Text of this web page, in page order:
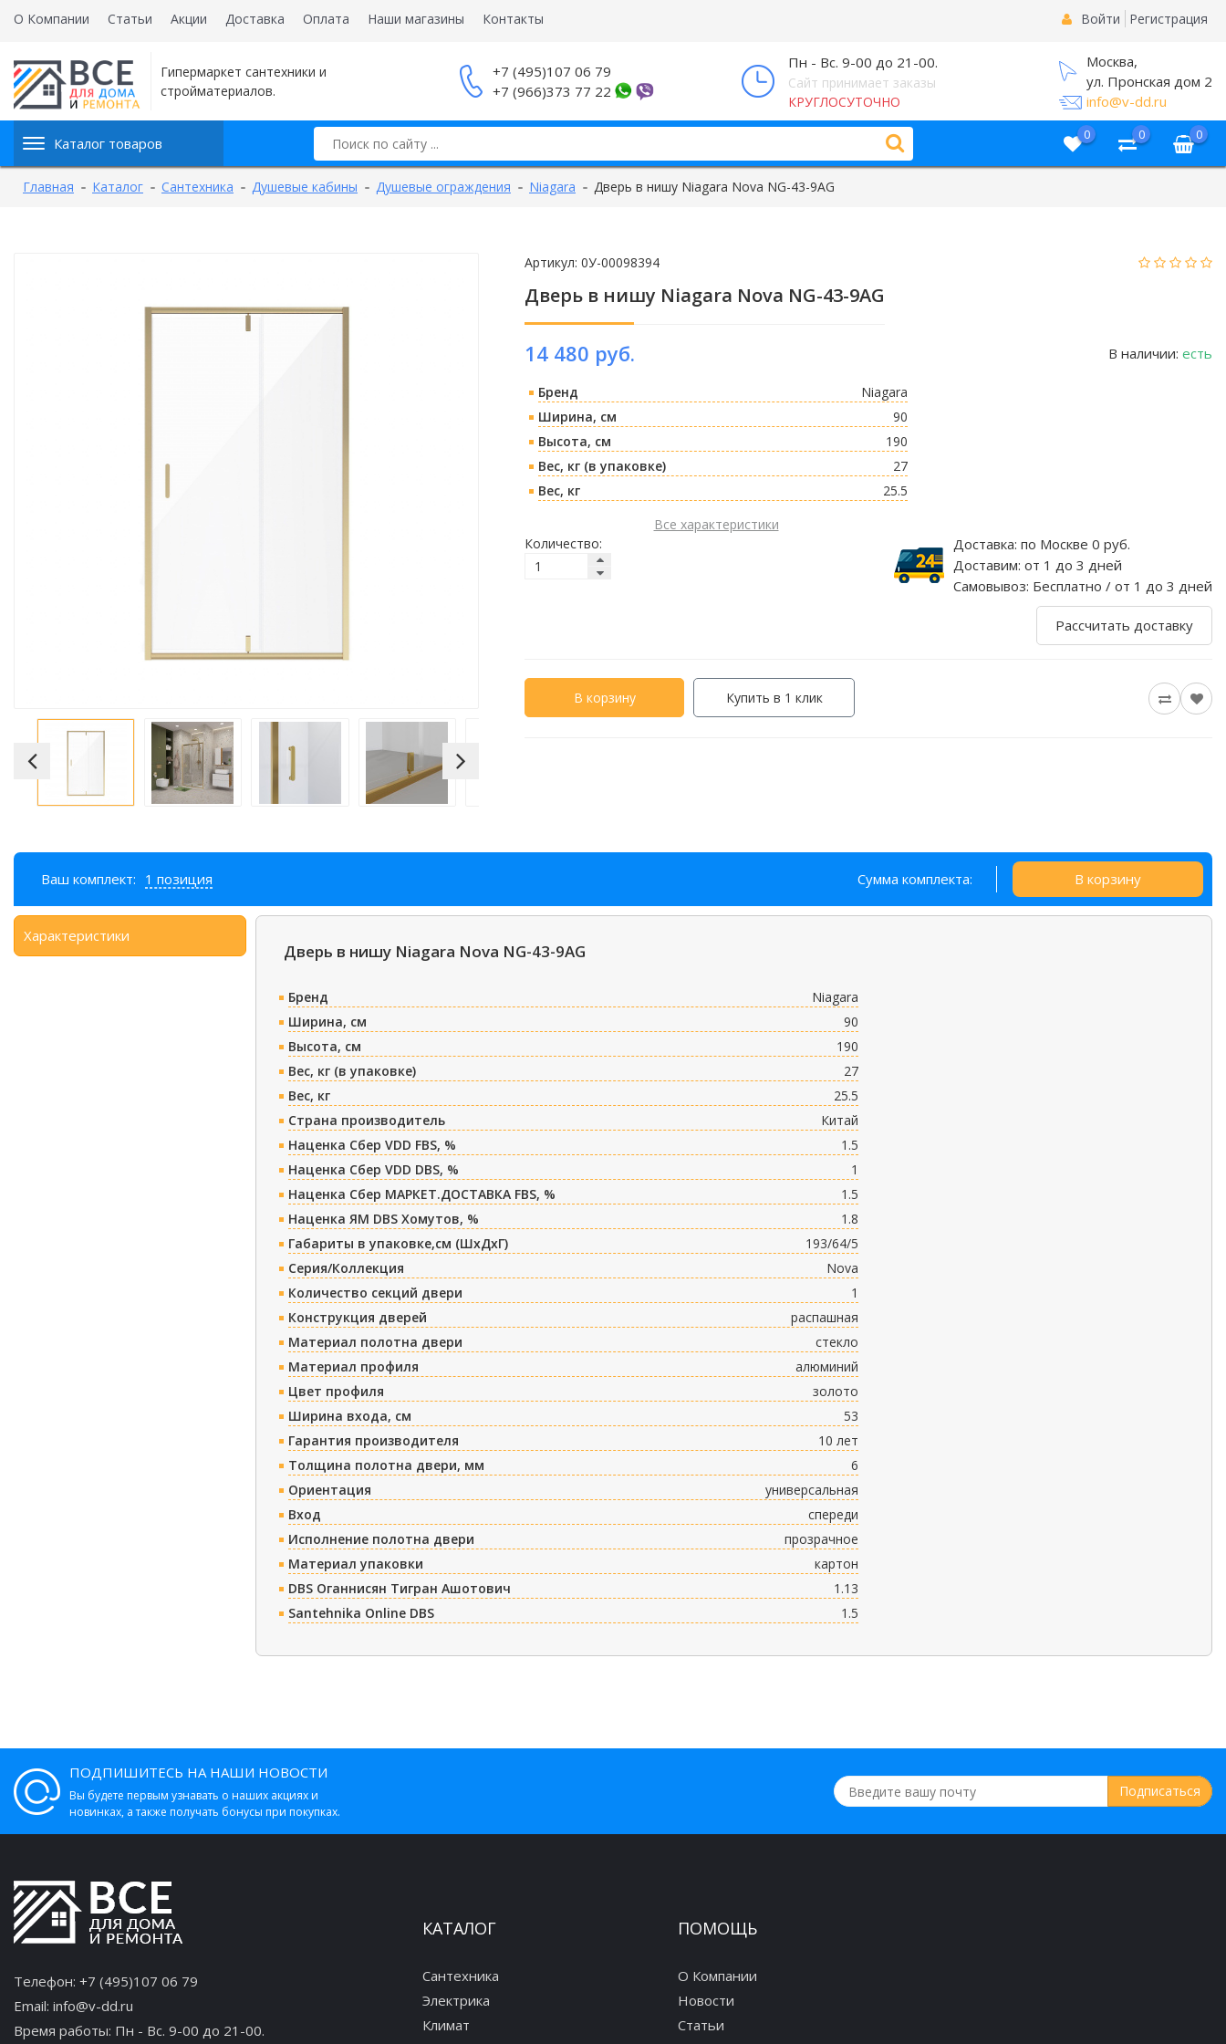
О Компании Статьи Акции Доставка Оплата Наши магазины Контакты Войти Регистрация
Гипермаркет сантехники и
стройматериалов.
+7 (495)107 06 79
+7 (966)373 77 22
Пн - Вс. 9-00 до 21-00.
Сайт принимает заказы
КРУГЛОСУТОЧНО
Москва,
ул. Пронская дом 2
info@v-dd.ru
Каталог товаров 0 0 0
Главная Каталог Сантехника Душевые кабины Душевые ограждения Niagara Дверь в нишу Niagara Nova NG-43-9AG
Артикул: 0У-00098394
Дверь в нишу Niagara Nova NG-43-9AG
14 480 руб. В наличии: есть
Бренд
Niagara
Ширина, см
90
Высота, см
190
Вес, кг (в упаковке)
27
Вес, кг
25.5
Все характеристики
Количество:
Доставка: по Москве 0 руб.
Доставим: от 1 до 3 дней
Самовывоз: Бесплатно / от 1 до 3 дней
Рассчитать доставку
В корзину Купить в 1 клик
Ваш комплект: 1 позиция Сумма комплекта: В корзину
Характеристики
Дверь в нишу Niagara Nova NG-43-9AG
Бренд
Niagara
Ширина, см
90
Высота, см
190
Вес, кг (в упаковке)
27
Вес, кг
25.5
Страна производитель
Китай
Наценка Сбер VDD FBS, %
1.5
Наценка Сбер VDD DBS, %
1
Наценка Сбер МАРКЕТ.ДОСТАВКА FBS, %
1.5
Наценка ЯМ DBS Хомутов, %
1.8
Габариты в упаковке,см (ШxДxГ)
193/64/5
Серия/Коллекция
Nova
Количество секций двери
1
Конструкция дверей
распашная
Материал полотна двери
стекло
Материал профиля
алюминий
Цвет профиля
золото
Ширина входа, см
53
Гарантия производителя
10 лет
Толщина полотна двери, мм
6
Ориентация
универсальная
Вход
спереди
Исполнение полотна двери
прозрачное
Материал упаковки
картон
DBS Оганнисян Тигран Ашотович
1.13
Santehnika Online DBS
1.5
ПОДПИШИТЕСЬ НА НАШИ НОВОСТИ
Вы будете первым узнавать о наших акциях и
новинках, а также получать бонусы при покупках.
Телефон: +7 (495)107 06 79
Email: info@v-dd.ru
Время работы: Пн - Вс. 9-00 до 21-00.
КАТАЛОГ
Сантехника
Электрика
Климат
ПОМОЩЬ
О Компании
Новости
Статьи